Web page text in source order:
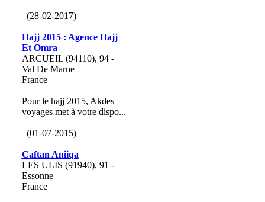
(28-02-2017)
Hajj 2015 : Agence Hajj
Et Omra
ARCUEIL (94110), 94 -
Val De Marne
France
Pour le hajj 2015, Akdes
voyages met à votre dispo...
(01-07-2015)
Caftan Aniiqa
LES ULIS (91940), 91 -
Essonne
France